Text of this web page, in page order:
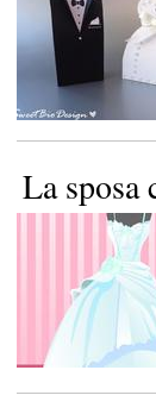
La sposa